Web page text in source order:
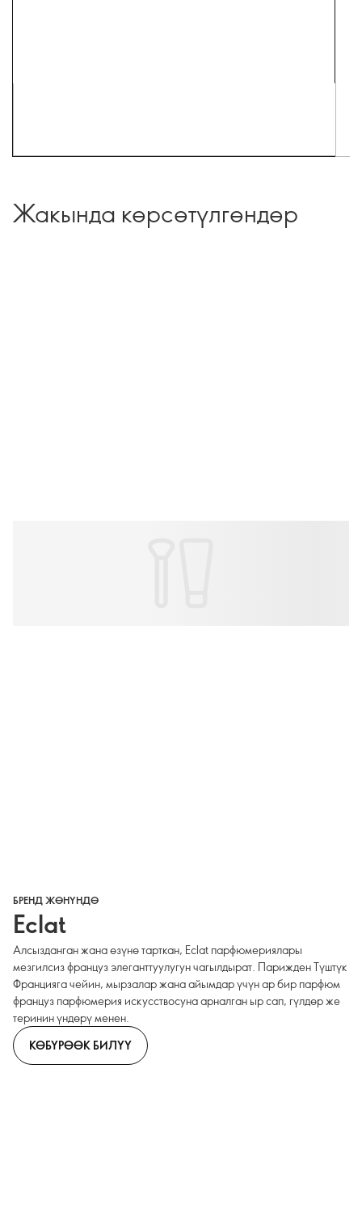
Жакында көрсөтүлгөндөр
БРЕНД ЖӨНҮНДӨ
Eclat
Алсызданган жана өзүнө тарткан, Eclat парфюмериялары
мезгилсиз француз элеганттуулугун чагылдырат. Парижден Түштүк
Францияга чейин, мырзалар жана айымдар үчүн ар бир парфюм
француз парфюмерия искусствосуна арналган ыр сап, гүлдөр же
теринин үндөрү менен.
КӨБҮРӨӨК БИЛҮҮ